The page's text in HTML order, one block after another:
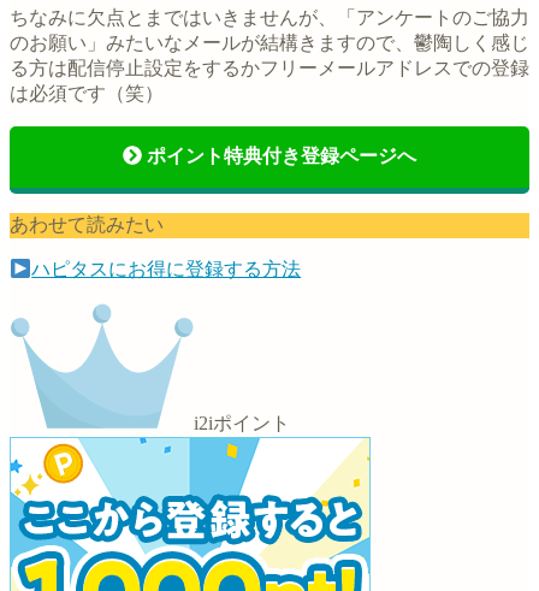
ちなみに欠点とまではいきませんが、「アンケートのご協力
のお願い」みたいなメールが結構きますので、鬱陶しく感じ
る方は配信停止設定をするかフリーメールアドレスでの登録
は必須です（笑）
ポイント特典付き登録ページへ
あわせて読みたい
ハピタスにお得に登録する方法
i2iポイント